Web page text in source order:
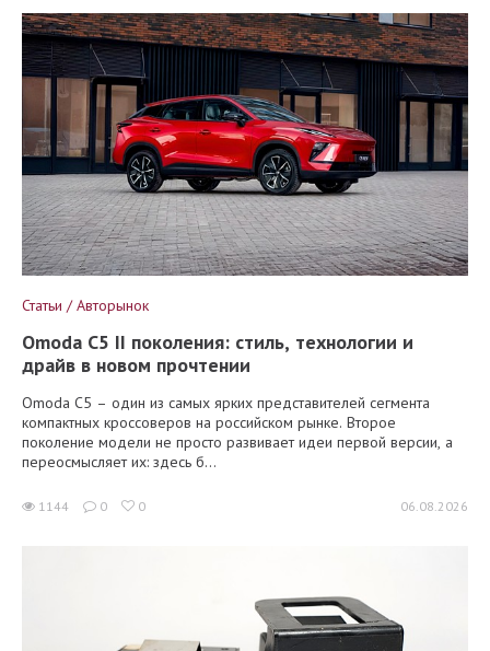
Статьи / Авторынок
Omoda C5 II поколения: стиль, технологии и
драйв в новом прочтении
Omoda C5 – один из самых ярких представителей сегмента
компактных кроссоверов на российском рынке. Второе
поколение модели не просто развивает идеи первой версии, а
переосмысляет их: здесь б...
1144 0 0 06.08.2026